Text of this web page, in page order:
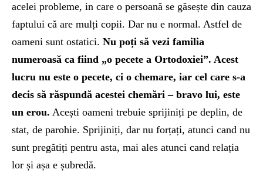
acelei probleme, in care o persoană se găsește din cauza
faptului că are mulți copii. Dar nu e normal. Astfel de
oameni sunt ostatici. Nu poți să vezi familia
numeroasă ca fiind „o pecete a Ortodoxiei”. Acest
lucru nu este o pecete, ci o chemare, iar cel care s-a
decis să răspundă acestei chemări – bravo lui, este
un erou. Acești oameni trebuie sprijiniți pe deplin, de
stat, de parohie. Sprijiniți, dar nu forțați, atunci cand nu
sunt pregătiți pentru asta, mai ales atunci cand relația
lor și așa e șubredă.